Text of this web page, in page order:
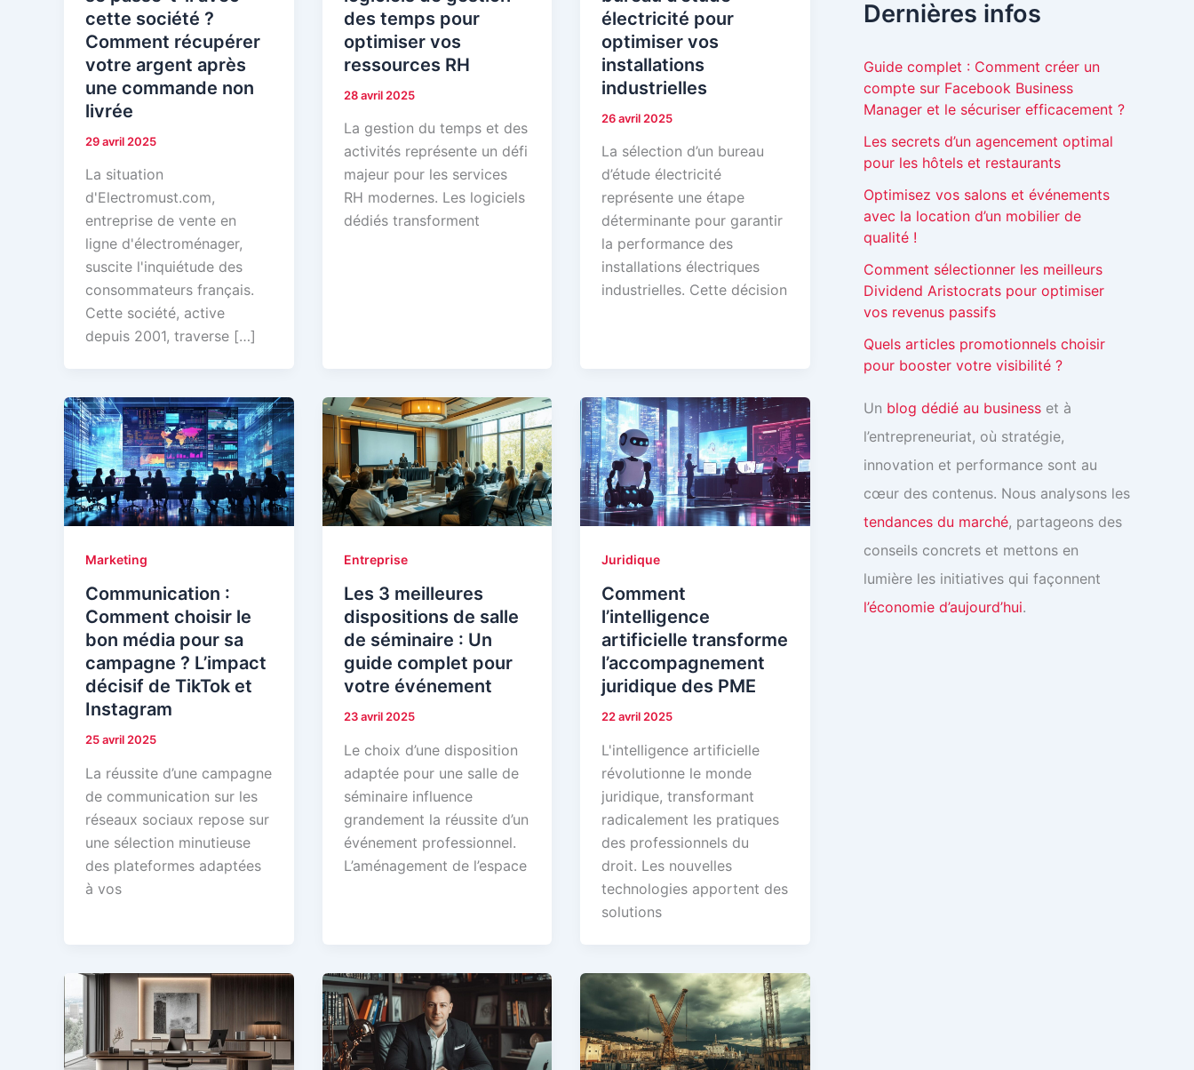
cette société ?
Comment récupérer
votre argent après
une commande non
livrée
29 avril 2025
La situation
d'Electromust.com,
entreprise de vente en
ligne d'électroménager,
suscite l'inquiétude des
consommateurs français.
Cette société, active
depuis 2001, traverse […]
des temps pour
optimiser vos
ressources RH
28 avril 2025
La gestion du temps et des
activités représente un défi
majeur pour les services
RH modernes. Les logiciels
dédiés transforment
électricité pour
optimiser vos
installations
industrielles
26 avril 2025
La sélection d’un bureau
d’étude électricité
représente une étape
déterminante pour garantir
la performance des
installations électriques
industrielles. Cette décision
Marketing
Communication :
Comment choisir le
bon média pour sa
campagne ? L’impact
décisif de TikTok et
Instagram
25 avril 2025
La réussite d’une campagne
de communication sur les
réseaux sociaux repose sur
une sélection minutieuse
des plateformes adaptées
à vos
Entreprise
Les 3 meilleures
dispositions de salle
de séminaire : Un
guide complet pour
votre événement
23 avril 2025
Le choix d’une disposition
adaptée pour une salle de
séminaire influence
grandement la réussite d’un
événement professionnel.
L’aménagement de l’espace
Juridique
Comment
l’intelligence
artificielle transforme
l’accompagnement
juridique des PME
22 avril 2025
L'intelligence artificielle
révolutionne le monde
juridique, transformant
radicalement les pratiques
des professionnels du
droit. Les nouvelles
technologies apportent des
solutions
Dernières infos
Guide complet : Comment créer un
compte sur Facebook Business
Manager et le sécuriser efficacement ?
Les secrets d’un agencement optimal
pour les hôtels et restaurants
Optimisez vos salons et événements
avec la location d’un mobilier de
qualité !
Comment sélectionner les meilleurs
Dividend Aristocrats pour optimiser
vos revenus passifs
Quels articles promotionnels choisir
pour booster votre visibilité ?
Un blog dédié au business et à
l’entrepreneuriat, où stratégie,
innovation et performance sont au
cœur des contenus. Nous analysons les
tendances du marché, partageons des
conseils concrets et mettons en
lumière les initiatives qui façonnent
l’économie d’aujourd’hui.